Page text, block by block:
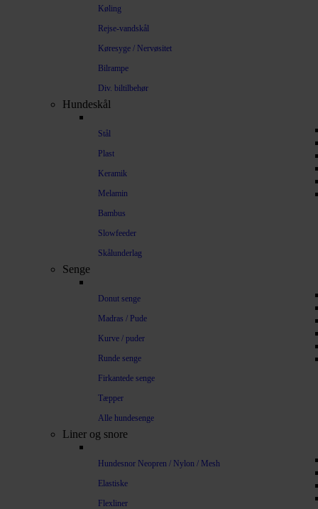
Køling
Rejse-vandskål
Køresyge / Nervøsitet
Bilrampe
Div. biltilbehør
Hundeskål
Stål
Plast
Keramik
Melamin
Bambus
Slowfeeder
Skålunderlag
Senge
Donut senge
Madras / Pude
Kurve / puder
Runde senge
Firkantede senge
Tæpper
Alle hundesenge
Liner og snore
Hundesnor Neopren / Nylon / Mesh
Elastiske
Flexliner